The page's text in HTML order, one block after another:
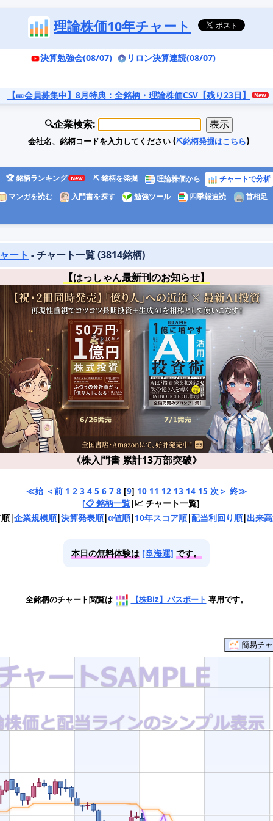
理論株価10年チャート
決算勉強会(08/07) リロン決算速読(08/07)
【🎫会員募集中】8月特典 ：全銘柄・理論株価CSV【残り23日】
🔍企業検索:
会社名、銘柄コードを入力してください(⛏️銘柄発掘はこちら)
🏆 銘柄ランキング ⛏️ 銘柄を発掘 理論株価から
チャートで分析
マンガを読む
入門書を探す 勉強ツール 四季報速読 首相足
ート - チャート一覧 (3814銘柄)
【はっしゃん最新刊のお知らせ】
《株入門書 累計13万部突破》
≪始 ＜前 1 2 3 4 5 6 7 8 [9] 10 11 12 13 14 15 次＞ 終≫
[📋 銘柄一覧|📈 チャート一覧]
|企業規模順|決算発表順|α値順|10年スコア順|配当利回り順|出来
本日の無料体験は [🚢海運] です。
全銘柄のチャート閲覧は 【株Biz】パスポート 専用です。
簡易チ